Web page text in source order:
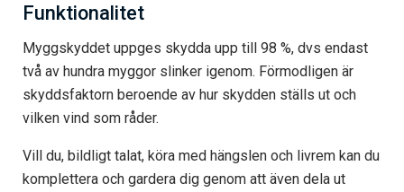
Funktionalitet
Myggskyddet uppges skydda upp till 98 %, dvs endast
två av hundra myggor slinker igenom. Förmodligen är
skyddsfaktorn beroende av hur skydden ställs ut och
vilken vind som råder.
Vill du, bildligt talat, köra med hängslen och livrem kan du
komplettera och gardera dig genom att även dela ut